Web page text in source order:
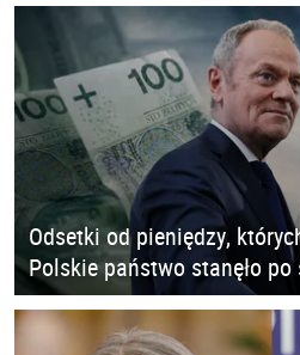
Odsetki od pieniędzy,
Polskie państwo stanęło